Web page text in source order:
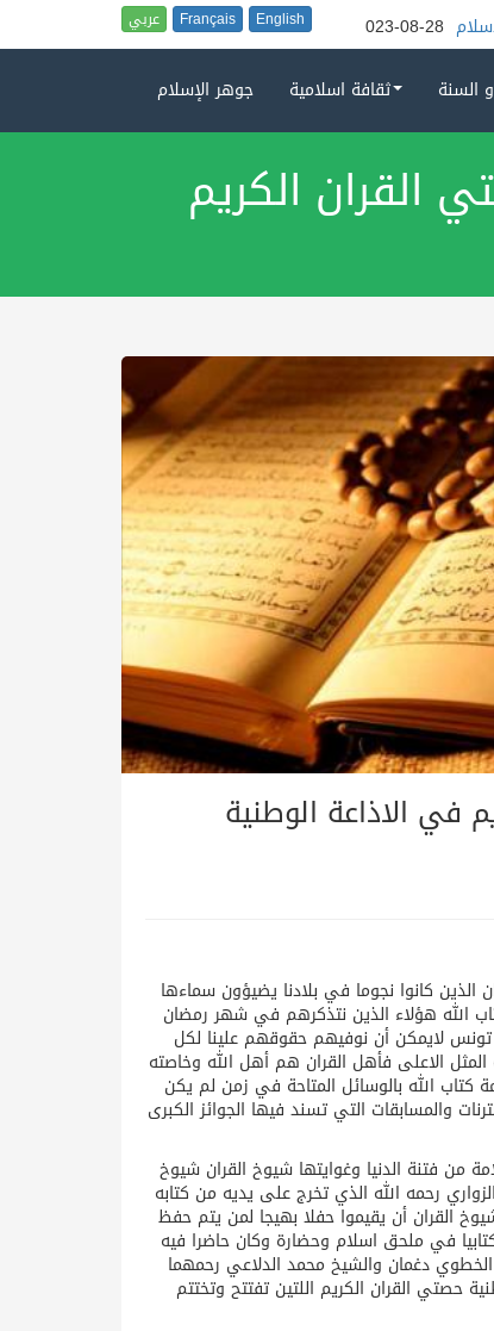
عربي Français English
2023-08-28 إختتام الموسم الشاذلي 2023 2023-08-
جوهر الإسلام
ثقافة اسلامية السنة
القران الكريم
في الاذاعة الوطنية
الذين كانوا نجوما في بلادنا يضيؤون سماءها
الله هؤلاء الذين نتذكرهم في شهر رمضان
لايمكن أن نوفيهم حقوقهم علينا لكل
الاعلى فأهل القران هم أهل الله وخاصته
كتاب الله بالوسائل المتاحة في زمن لم يكن
والمسابقات التي تسند فيها الجوائز الكبرى
من فتنة الدنيا وغوايتها شيوخ القران شيوخ
رحمه الله الذي تخرج على يديه من كتابه
القران أن يقيموا حفلا بهيجا لمن يتم حفظ
في ملحق اسلام وحضارة وكان حاضرا فيه
دغمان والشيخ محمد الدلاعي رحمهما
حصتي القران الكريم اللتين تفتتح وتختتم